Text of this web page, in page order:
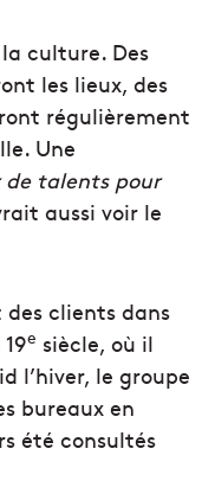
la culture. Des
les lieux, des
régulièrement
Une
talents pour
aussi voir le
clients dans
e siècle, où il
l’hiver, le groupe
bureaux en
été consultés